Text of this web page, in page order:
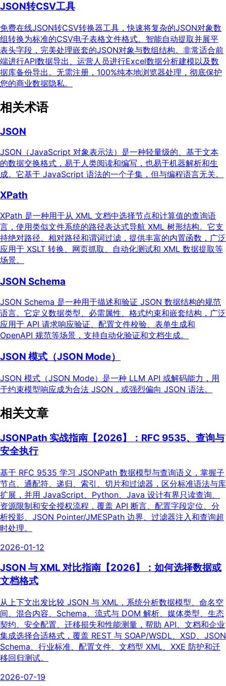
JSON转CSV工具
免费在线JSON转CSV转换器工具，快速将复杂的JSON对象数
组转换为标准的CSV电子表格文件格式。智能自动提取并展平
表头字段，完美处理嵌套的JSON对象与数组结构。非常适合前
端进行API数据导出、运营人员进行Excel数据分析建模以及数
据库备份导出。无需注册，100%纯本地浏览器处理，彻底保护
您的商业数据隐私。
相关术语
JSON
JSON（JavaScript 对象表示法）是一种轻量级的、基于文本
的数据交换格式，易于人类阅读和编写，也易于机器解析和生
成。它基于 JavaScript 语法的一个子集，但与编程语言无关。
XPath
XPath 是一种用于从 XML 文档中选择节点和计算值的查询语
言，使用类似文件系统的路径表达式导航 XML 树形结构。它支
持绝对路径、相对路径和谓词过滤，提供丰富的内置函数，广泛
应用于 XSLT 转换、网页抓取、自动化测试和 XML 数据提取等
场景。
JSON Schema
JSON Schema 是一种用于描述和验证 JSON 数据结构的规范
语言。它定义数据类型、必需属性、格式约束和嵌套结构，广泛
应用于 API 请求响应验证、配置文件校验、表单生成和
OpenAPI 规范等场景，支持自动化验证和文档生成。
JSON 模式（JSON Mode）
JSON 模式（JSON Mode）是一种 LLM API 或解码能力，用
于约束模型响应成为合法 JSON，或强烈偏向 JSON 语法。
相关文章
JSONPath 实战指南【2026】：RFC 9535、查询与
安全执行
基于 RFC 9535 学习 JSONPath 数据模型与查询语义，掌握子
节点、通配符、递归、索引、切片和过滤器，区分标准语法与库
扩展，并用 JavaScript、Python、Java 设计有界只读查询、
资源限制和安全授权流程，覆盖 API 断言、配置字段定位、分
析投影、JSON Pointer/JMESPath 边界、过滤器注入和查询超
时处理。
2026-01-12
JSON 与 XML 对比指南【2026】：如何选择数据或
文档格式
从上下文出发比较 JSON 与 XML，系统分析数据模型、命名空
间、混合内容、Schema、流式与 DOM 解析、媒体类型、生态
契约、安全配置、迁移损失和性能测量，帮助 API、文档和企业
集成选择合适格式，覆盖 REST 与 SOAP/WSDL、XSD、JSON
Schema、行业标准、配置文件、文档型 XML、XXE 防护和迁
移回归测试。
2026-07-19